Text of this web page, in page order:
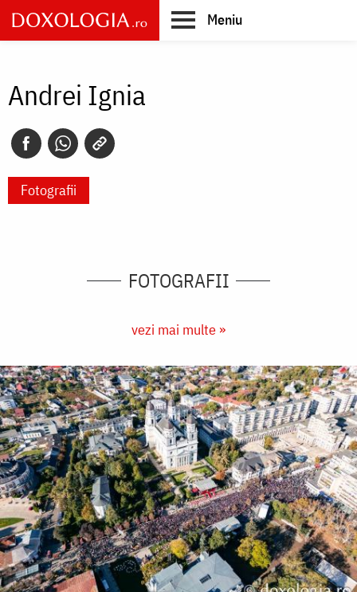
Skip
to
main
Meniu
Andrei Ignia
Fotografii
FOTOGRAFII
vezi mai multe »